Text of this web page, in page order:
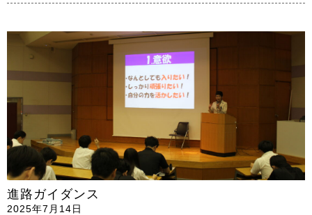
進路ガイダンス
2025年7月14日